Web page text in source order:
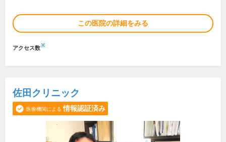
この医院の詳細をみる
アクセス数※
佐田クリニック
医療機関による 情報認証済み